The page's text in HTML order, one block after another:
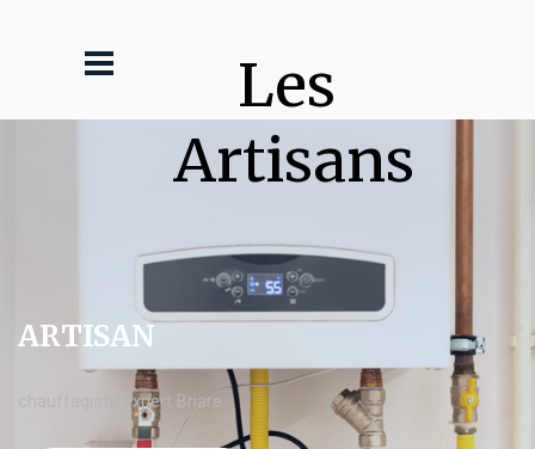
Les
Artisans
ARTISAN
chauffagiste expert Briare